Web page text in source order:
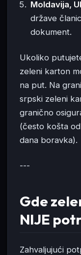
Moldavija,
države
dokument.
Ukoliko
zeleni karton
na put. Na
srpski zeleni
granično
(često košta
dana boravka).
---
Gde
NIJE
Zahvaljujući